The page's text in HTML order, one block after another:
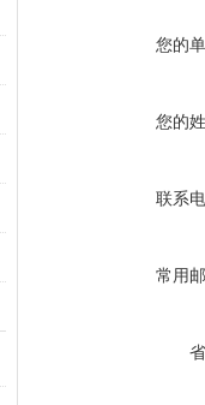
您的
您的
联系
常用